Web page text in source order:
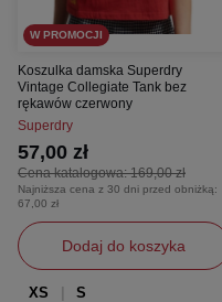
W PROMOCJI
Koszulka damska Superdry
Vintage Collegiate Tank bez
rękawów czerwony
Superdry
Cena katalogowa:169,00 zł
57,00 zł
Najniższa cena z 30 dni przed obniżką:
67,00 zł
Dodaj do koszyka
XS S